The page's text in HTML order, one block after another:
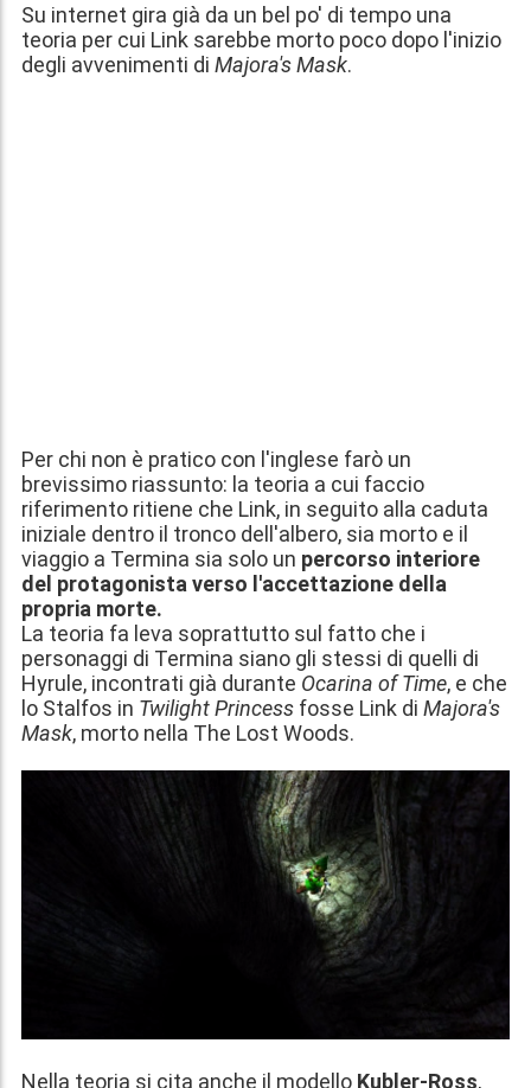
Su internet gira già da un bel po' di tempo una
teoria per cui Link sarebbe morto poco dopo l'inizio
degli avvenimenti di Majora's Mask.
Per chi non è pratico con l'inglese farò un
brevissimo riassunto: la teoria a cui faccio
riferimento ritiene che Link, in seguito alla caduta
iniziale dentro il tronco dell'albero, sia morto e il
viaggio a Termina sia solo un percorso interiore
del protagonista verso l'accettazione della
propria morte.
La teoria fa leva soprattutto sul fatto che i
personaggi di Termina siano gli stessi di quelli di
Hyrule, incontrati già durante Ocarina of Time, e che
lo Stalfos in Twilight Princess fosse Link di Majora's
Mask, morto nella The Lost Woods.
Nella teoria si cita anche il modello Kubler-Ross,